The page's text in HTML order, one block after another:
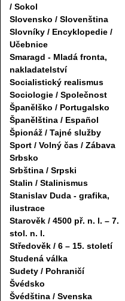
/ Sokol
Slovensko / Slovenština
Slovníky / Encyklopedie /
Učebnice
Smaragd - Mladá fronta,
nakladatelství
Socialistický realismus
Sociologie / Společnost
Španělško / Portugalsko
Španělština / Español
Špionáž / Tajné služby
Sport / Volný čas / Zábava
Srbsko
Srbština / Srpski
Stalin / Stalinismus
Stanislav Duda - grafika,
ilustrace
Starověk / 4500 př. n. l. – 7.
stol. n. l.
Středověk / 6 – 15. století
Studená válka
Sudety / Pohraničí
Švédsko
Švédština / Svenska